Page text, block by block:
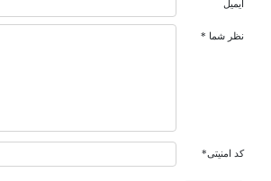
ایمیل
نظر شما *
کد امنیتی*